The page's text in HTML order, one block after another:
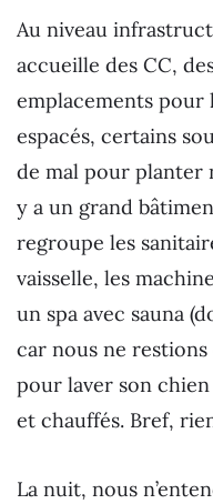
Au niveau
accueille des CC,
emplacements pour
espacés, certains
de mal pour planter
y a un grand
regroupe les
vaisselle, les
un spa avec sauna
car nous ne
pour laver son
et chauffés. Bref,
La nuit, nous